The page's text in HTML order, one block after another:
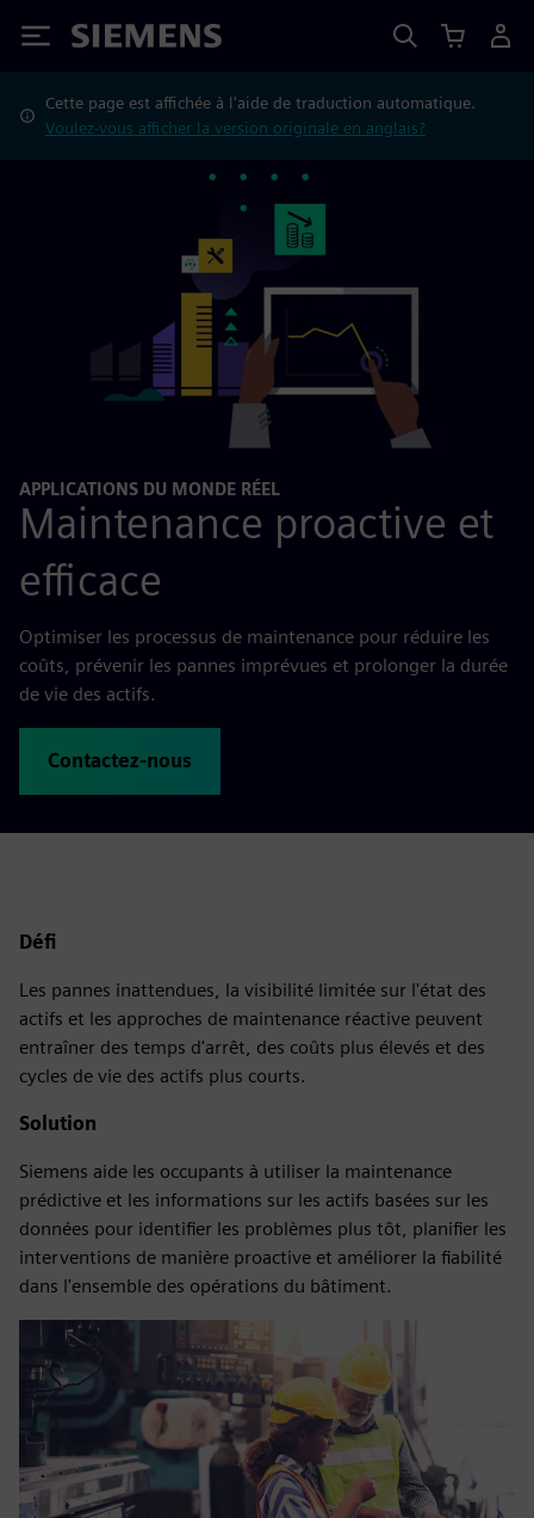
Siemens
Cette page est affichée à l'aide de traduction automatique.
Voulez-vous afficher la version originale en anglais?
APPLICATIONS DU MONDE RÉEL
Maintenance proactive et
efficace
Optimiser les processus de maintenance pour réduire les
coûts, prévenir les pannes imprévues et prolonger la durée
de vie des actifs.
Contactez-nous
Défi
Les pannes inattendues, la visibilité limitée sur l'état des
actifs et les approches de maintenance réactive peuvent
entraîner des temps d'arrêt, des coûts plus élevés et des
cycles de vie des actifs plus courts.
Solution
Siemens aide les occupants à utiliser la maintenance
prédictive et les informations sur les actifs basées sur les
données pour identifier les problèmes plus tôt, planifier les
interventions de manière proactive et améliorer la fiabilité
dans l'ensemble des opérations du bâtiment.